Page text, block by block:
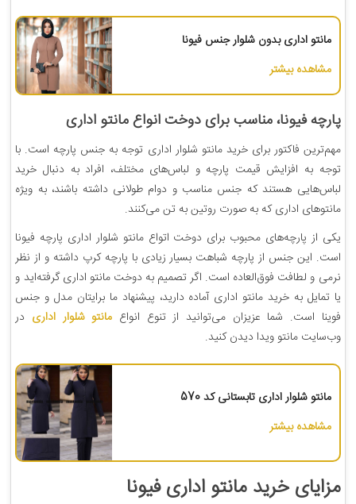
مانتو اداری بدون شلوار جنس فیونا
مشاهده بیشتر
پارچه فیونا، مناسب برای دوخت انواعمانتو اداری
مهم‌ترین فاکتور برای خرید مانتو شلوار اداری توجه به جنس پارچه است. با
توجه به افزایش قیمت پارچه و لباس‌های مختلف، افراد به دنبال خرید
لباس‌هایی هستند که جنس مناسب و دوام طولانی داشته باشند، به ویژه‌
مانتوهای اداری که به صورت روتین به تن می‌کنند‌.
یکی از پارچه‌های محبوب برای دوخت اتواع مانتو شلوار اداری پارچه فیونا
است.‌ این جنس از پارچه شباهت بسیار زیادی با پارچه کرپ داشته و از نظر
نرمی و لطافت فوق‌العاده است. اگر تصمیم به دوخت مانتو اداری گرفته‌اید و
یا تمایل به خرید مانتو اداری آماده دارید، پیشنهاد ما برایتان مدل و جنس
فوینا است. شما عزیزان می‌توانید از تنوع انواع مانتو شلوار اداری در
وب‌سایت مانتو ویدا دیدن کنید.
مانتو شلوار اداری تابستانی کد 570
مشاهده بیشتر
مزایای خرید مانتو اداری فیونا